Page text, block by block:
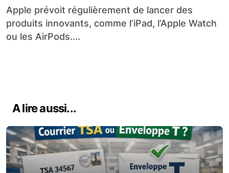
Apple prévoit régulièrement de lancer des
produits innovants, comme l’iPad, l’Apple Watch
ou les AirPods....
A lire aussi...